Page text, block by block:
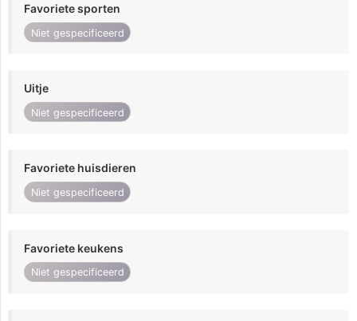
Favoriete sporten
Niet gespecificeerd
Uitje
Niet gespecificeerd
Favoriete huisdieren
Niet gespecificeerd
Favoriete keukens
Niet gespecificeerd